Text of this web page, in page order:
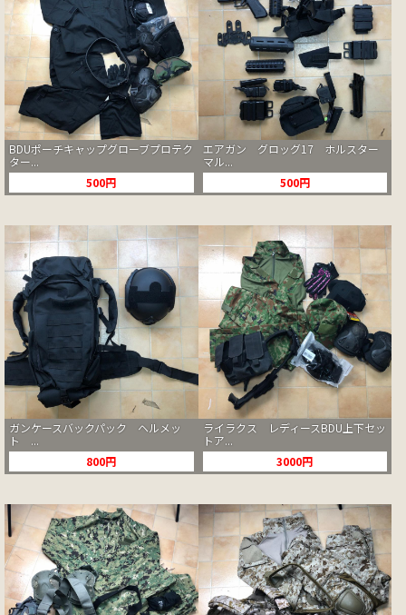
BDUポーチキャップグローブプロテク
ター...
500円
エアガン グロッグ17 ホルスター
マル...
500円
ガンケースバックパック ヘルメッ
ト ...
800円
ライラクス レディースBDU上下セッ
トア...
3000円